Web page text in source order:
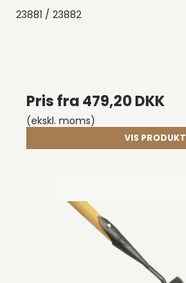
23881 / 23882
Pris fra 479,20 DKK
(ekskl. moms)
VIS PRODUKT